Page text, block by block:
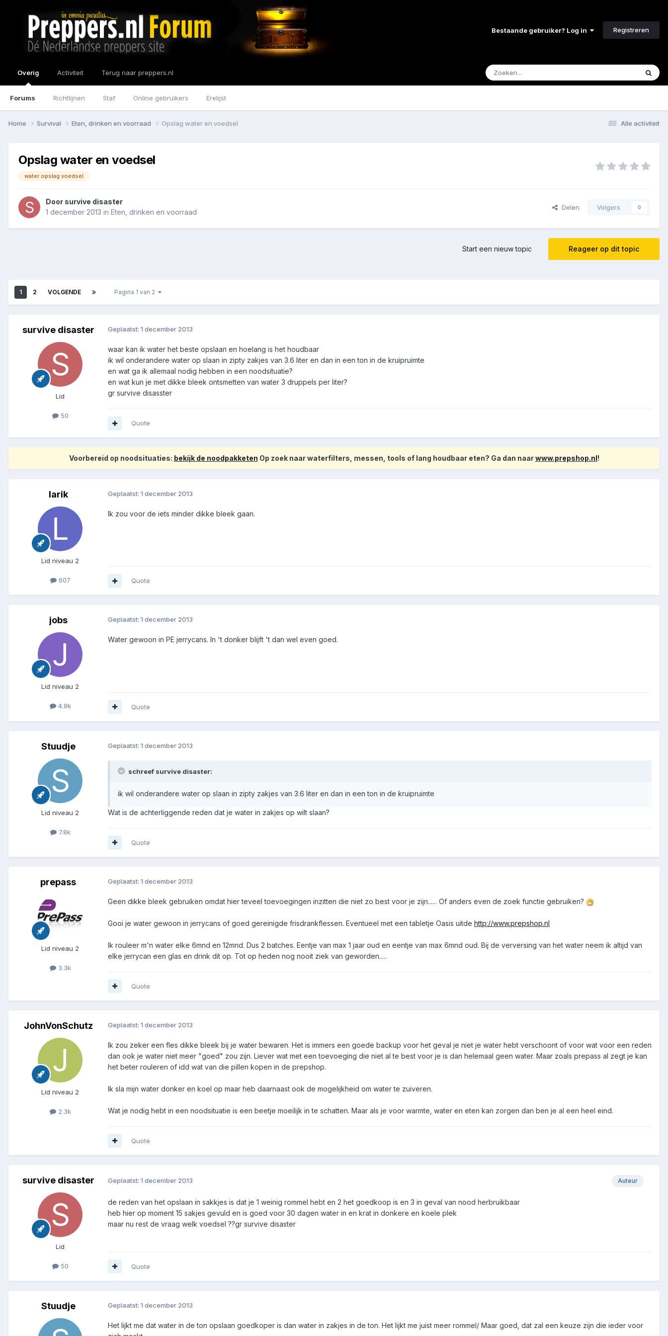
Bestaande gebruiker? Log in Registreren
Overig
Forums Richtlijnen Staf Online gebruikers Erelijst
Activiteit Terug naar preppers.nl
Alle activiteit
Home Survival Eten, drinken en voorraad Opslag water en voedsel
Opslag water en voedsel
water opslag voedsel
Door survive disaster
1 december 2013 in Eten, drinken en voorraad
Delen Volgers 0
Reageer op dit topic
Start een nieuw topic
1 2 VOLGENDE Pagina 1 van 2
survive disaster
Lid
50
Geplaatst: 1 december 2013
waar kan ik water het beste opslaan en hoelang is het houdbaar
ik wil onderandere water op slaan in zipty zakjes van 3.6 liter en dan in een ton in de kruipruimte
en wat ga ik allemaal nodig hebben in een noodsituatie?
en wat kun je met dikke bleek ontsmetten van water 3 druppels per liter?
gr survive disasster
Quote
Voorbereid op noodsituaties: bekijk de noodpakketen Op zoek naar waterfilters, messen, tools of lang houdbaar eten? Ga dan naarwww.prepshop.nl!
larik
Lid niveau 2
607
Geplaatst: 1 december 2013
Ik zou voor de iets minder dikke bleek gaan.
Quote
jobs
Lid niveau 2
4.8k
Geplaatst: 1 december 2013
Water gewoon in PE jerrycans. In 't donker blijft 't dan wel even goed.
Quote
Stuudje
Lid niveau 2
7.8k
Geplaatst: 1 december 2013
schreef survive disaster:
ik wil onderandere water op slaan in zipty zakjes van 3.6 liter en dan in een ton in de kruipruimte
Wat is de achterliggende reden dat je water in zakjes op wilt slaan?
Quote
prepass
Lid niveau 2
3.3k
Geplaatst: 1 december 2013
Geen dikke bleek gebruiken omdat hier teveel toevoegingen inzitten die niet zo best voor je zijn...... Of anders even de zoek functie gebruiken?
Gooi je water gewoon in jerrycans of goed gereinigde frisdrankflessen. Eventueel met een tabletje Oasis uitde http://www.prepshop.nl
Ik rouleer m'n water elke 6mnd en 12mnd. Dus 2 batches. Eentje van max 1 jaar oud en eentje van max 6mnd oud. Bij de verversing van het water neem ik altijd van
elke jerrycan een glas en drink dit op. Tot op heden nog nooit ziek van geworden.....
Quote
JohnVonSchutz
Lid niveau 2
2.3k
Geplaatst: 1 december 2013
Ik zou zeker een fles dikke bleek bij je water bewaren. Het is immers een goede backup voor het geval je niet je water hebt verschoont of voor wat voor een reden
dan ook je water niet meer "goed" zou zijn. Liever wat met een toevoeging die niet al te best voor je is dan helemaal geen water. Maar zoals prepass al zegt je kan
het beter rouleren of idd wat van die pillen kopen in de prepshop.
Ik sla mijn water donker en koel op maar heb daarnaast ook de mogelijkheid om water te zuiveren.
Wat je nodig hebt in een noodsituatie is een beetje moeilijk in te schatten. Maar als je voor warmte, water en eten kan zorgen dan ben je al een heel eind.
Quote
survive disaster
Lid
50
Auteur
Geplaatst: 1 december 2013
de reden van het opslaan in sakkjes is dat je 1 weinig rommel hebt en 2 het goedkoop is en 3 in geval van nood herbruikbaar
heb hier op moment 15 sakjes gevuld en is goed voor 30 dagen water in en krat in donkere en koele plek
maar nu rest de vraag welk voedsel ??gr survive disaster
Quote
Stuudje Geplaatst: 1 december 2013
Het lijkt me dat water in de ton opslaan goedkoper is dan water in zakjes in de ton. Het lijkt me juist meer rommel/ Maar goed, dat zal een keuze zijn die ieder voor